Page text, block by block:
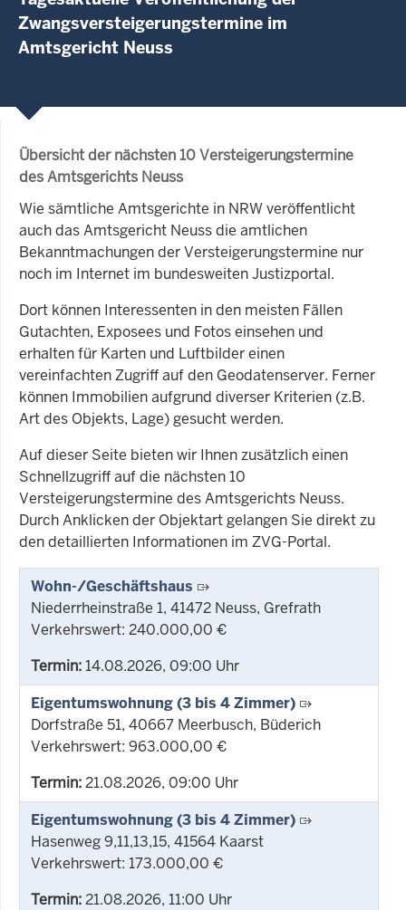
Zwangsversteigerungstermine im
Amtsgericht Neuss
Übersicht der nächsten 10 Versteigerungstermine
des Amtsgerichts Neuss
Wie sämtliche Amtsgerichte in NRW veröffentlicht
auch das Amtsgericht Neuss die amtlichen
Bekanntmachungen der Versteigerungstermine nur
noch im Internet im bundesweiten Justizportal.
Dort können Interessenten in den meisten Fällen
Gutachten, Exposees und Fotos einsehen und
erhalten für Karten und Luftbilder einen
vereinfachten Zugriff auf den Geodatenserver. Ferner
können Immobilien aufgrund diverser Kriterien (z.B.
Art des Objekts, Lage) gesucht werden.
Auf dieser Seite bieten wir Ihnen zusätzlich einen
Schnellzugriff auf die nächsten 10
Versteigerungstermine des Amtsgerichts Neuss.
Durch Anklicken der Objektart gelangen Sie direkt zu
den detaillierten Informationen im ZVG-Portal.
Wohn-/Geschäftshaus
Niederrheinstraße 1, 41472 Neuss, Grefrath
Verkehrswert: 240.000,00 €
Termin:14.08.2026, 09:00 Uhr
Eigentumswohnung (3 bis 4 Zimmer)
Dorfstraße 51, 40667 Meerbusch, Büderich
Verkehrswert: 963.000,00 €
Termin:21.08.2026, 09:00 Uhr
Eigentumswohnung (3 bis 4 Zimmer)
Hasenweg 9,11,13,15, 41564 Kaarst
Verkehrswert: 173.000,00 €
Termin:21.08.2026, 11:00 Uhr